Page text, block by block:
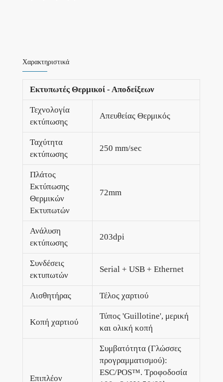
Χαρακτηριστικά
Εκτυπωτές Θερμικοί - Αποδείξεων
Τεχνολογία
εκτύπωσης
Απευθείας Θερμικός
Ταχύτητα
εκτύπωσης
250 mm/sec
Πλάτος
Εκτύπωσης
Θερμικών
Εκτυπωτών
72mm
Ανάλυση
εκτύπωσης
203dpi
Συνδέσεις
εκτυπωτών
Serial + USB + Ethernet
Αισθητήρας Τέλος χαρτιού
Κοπή χαρτιού
Τύπος 'Guillotine', μερική
και ολική κοπή
Επιπλέον
Συμβατότητα (Γλώσσες
προγραμματισμού):
ESC/POS™. Τροφοδοσία